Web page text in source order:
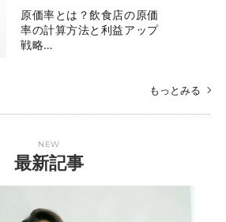
原価率とは？飲食店の原価
率の計算方法と利益アップ
戦略…
もっとみる
NEW
最新記事